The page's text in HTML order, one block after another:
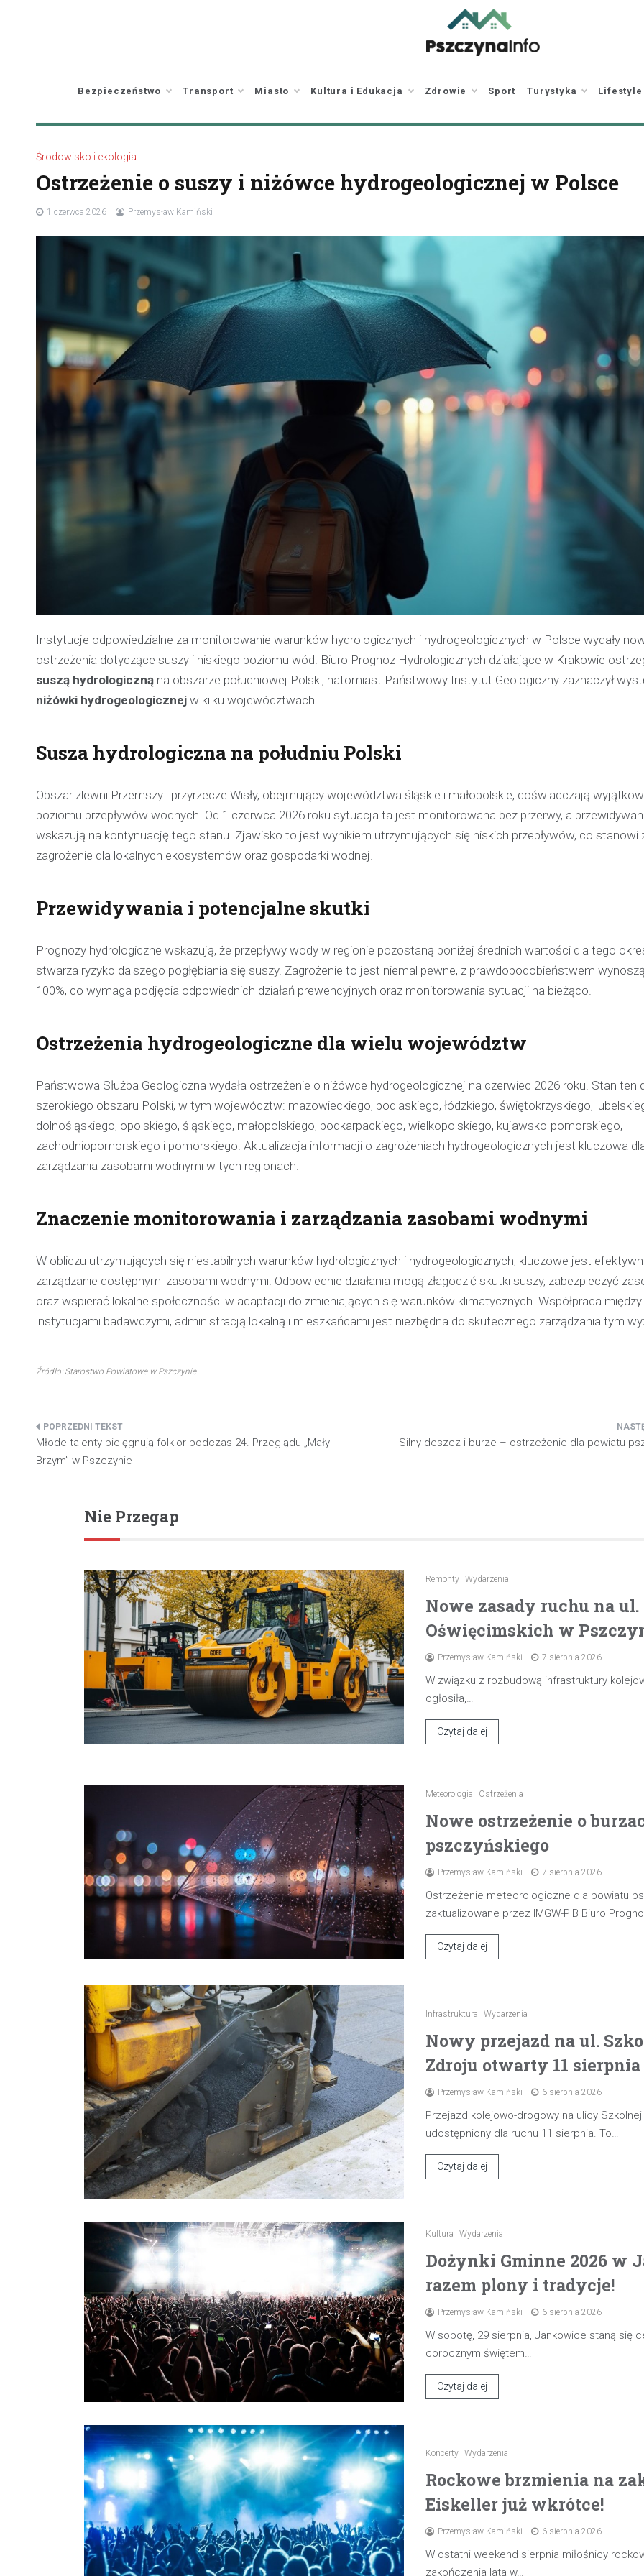
Bezpieczeństwo Transport Miasto Kultura i Edukacja Zdrowie Sport Turystyka Lifestyle
Środowisko i ekologia
Ostrzeżenie o suszy i niżówce hydrogeologicznej w Polsce
1 czerwca 2026 Przemysław Kamiński
Instytucje odpowiedzialne za monitorowanie warunków hydrologicznych i hydrogeologicznych w Polsce wydały
ostrzeżenia dotyczące suszy i niskiego poziomu wód. Biuro Prognoz Hydrologicznych działające w Krakowie
suszą hydrologiczną na obszarze południowej Polski, natomiast Państwowy Instytut Geologiczny zaznaczył
niżówki hydrogeologicznej w kilku województwach.
Susza hydrologiczna na południu Polski
Obszar zlewni Przemszy i przyrzecze Wisły, obejmujący województwa śląskie i małopolskie, doświadczają
poziomu przepływów wodnych. Od 1 czerwca 2026 roku sytuacja ta jest monitorowana bez przerwy, a
wskazują na kontynuację tego stanu. Zjawisko to jest wynikiem utrzymujących się niskich przepływów, co stanowi
zagrożenie dla lokalnych ekosystemów oraz gospodarki wodnej.
Przewidywania i potencjalne skutki
Prognozy hydrologiczne wskazują, że przepływy wody w regionie pozostaną poniżej średnich wartości dla tego
stwarza ryzyko dalszego pogłębiania się suszy. Zagrożenie to jest niemal pewne, z prawdopodobieństwem
100%, co wymaga podjęcia odpowiednich działań prewencyjnych oraz monitorowania sytuacji na bieżąco.
Ostrzeżenia hydrogeologiczne dla wielu województw
Państwowa Służba Geologiczna wydała ostrzeżenie o niżówce hydrogeologicznej na czerwiec 2026 roku. Stan ten
szerokiego obszaru Polski, w tym województw: mazowieckiego, podlaskiego, łódzkiego, świętokrzyskiego,
dolnośląskiego, opolskiego, śląskiego, małopolskiego, podkarpackiego, wielkopolskiego, kujawsko-pomorskiego,
zachodniopomorskiego i pomorskiego. Aktualizacja informacji o zagrożeniach hydrogeologicznych jest kluczowa
zarządzania zasobami wodnymi w tych regionach.
Znaczenie monitorowania i zarządzania zasobami wodnymi
W obliczu utrzymujących się niestabilnych warunków hydrologicznych i hydrogeologicznych, kluczowe jest
zarządzanie dostępnymi zasobami wodnymi. Odpowiednie działania mogą złagodzić skutki suszy, zabezpieczyć
oraz wspierać lokalne społeczności w adaptacji do zmieniających się warunków klimatycznych. Współpraca między
instytucjami badawczymi, administracją lokalną i mieszkańcami jest niezbędna do skutecznego zarządzania tym
Źródło: Starostwo Powiatowe w Pszczynie
Nawigacja
wpisu
Młode talenty pielęgnują folklor podczas 24. Przeglądu „Mały
Brzym” w Pszczynie
Silny deszcz i burze – ostrzeżenie dla powiatu
Policjant poza służbą
pijanego kierowcę
w kierunku Woli, funkcjonariusz
służbą, zauważył pojazd…
Nie Przegap
Remonty Wydarzenia
Nowe zasady ruchu na
Oświęcimskich w
Przemysław Kamiński 7 sierpnia 2026
W związku z rozbudową infrastruktury
ogłosiła,…
Czytaj dalej
Meteorologia Ostrzeżenia
Nowe ostrzeżenie o
pszczyńskiego
Przemysław Kamiński 7 sierpnia 2026
Ostrzeżenie meteorologiczne dla powiatu
zaktualizowane przez IMGW-PIB Biuro
Czytaj dalej
Infrastruktura Wydarzenia
Nowy przejazd na ul.
Zdroju otwarty 11 sierpnia
Przemysław Kamiński 6 sierpnia 2026
Przejazd kolejowo-drogowy na ulicy
udostępniony dla ruchu 11 sierpnia. To…
Czytaj dalej
Kultura Wydarzenia
Dożynki Gminne 2026 w
razem plony i tradycje!
Przemysław Kamiński 6 sierpnia 2026
W sobotę, 29 sierpnia, Jankowice staną się
corocznym świętem…
Czytaj dalej
Koncerty Wydarzenia
Rockowe brzmienia na
Eiskeller już wkrótce!
Przemysław Kamiński 6 sierpnia 2026
W ostatni weekend sierpnia miłośnicy
zakończenia lata w…